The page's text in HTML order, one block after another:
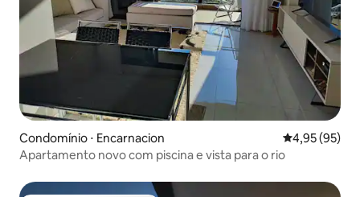
Condomínio ⋅ Encarnacion 4,95 de uma
4,95 (95)
Apartamento novo com piscina e vista para o rio